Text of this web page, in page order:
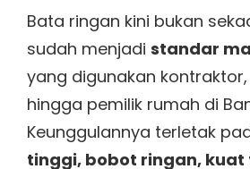
Bata ringan kini bukan
sudah menjadi standar
yang digunakan
hingga pemilik rumah di
Keunggulannya terletak
tinggi, bobot ringan, kuat